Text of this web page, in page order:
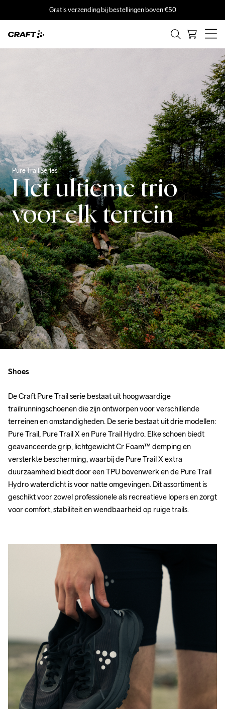
Gratis verzending bij bestellingen boven €50
Pure Trail Series
Het ultieme trio
voor elk terrein
Shoes
De Craft Pure Trail serie bestaat uit hoogwaardige
trailrunningschoenen die zijn ontworpen voor verschillende
terreinen en omstandigheden. De serie bestaat uit drie modellen:
Pure Trail, Pure Trail X en Pure Trail Hydro. Elke schoen biedt
geavanceerde grip, lichtgewicht Cr Foam™ demping en
versterkte bescherming, waarbij de Pure Trail X extra
duurzaamheid biedt door een TPU bovenwerk en de Pure Trail
Hydro waterdicht is voor natte omgevingen. Dit assortiment is
geschikt voor zowel professionele als recreatieve lopers en zorgt
voor comfort, stabiliteit en wendbaarheid op ruige trails.